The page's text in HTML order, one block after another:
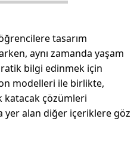
tasarım
aynı zamanda yaşam
bilgi edinmek için
modelleri ile birlikte,
katacak çözümleri
alan diğer içeriklere göz